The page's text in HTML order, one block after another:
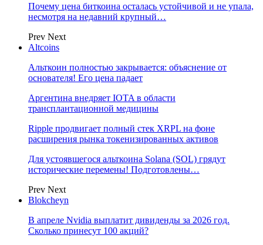
Почему цена биткоина осталась устойчивой и не упала,
несмотря на недавний крупный…
Prev Next
Altcoins
Альткоин полностью закрывается: объяснение от
основателя! Его цена падает
Аргентина внедряет IOTA в области
трансплантационной медицины
Ripple продвигает полный стек XRPL на фоне
расширения рынка токенизированных активов
Для устоявшегося альткоина Solana (SOL) грядут
исторические перемены! Подготовлены…
Prev Next
Blokcheyn
В апреле Nvidia выплатит дивиденды за 2026 год.
Сколько принесут 100 акций?